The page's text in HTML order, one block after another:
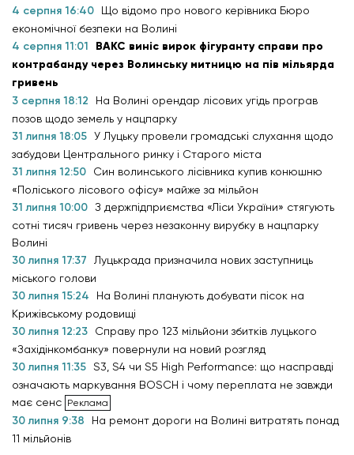
4 серпня 16:40
Що відомо про нового керівника Бюро
економічної безпеки на Волині
4 серпня 11:01
ВАКС виніс вирок фігуранту справи про
контрабанду через Волинську митницю на пів мільярда
гривень
3 серпня 18:12
На Волині орендар лісових угідь програв
позов щодо земель у нацпарку
31 липня 18:05 У Луцьку провели громадські слухання щодо
забудови Центрального ринку і Старого міста
31 липня 12:50
Син волинського лісівника купив конюшню
«Поліського лісового офісу» майже за мільйон
31 липня 10:00 З держпідприємства «Ліси України» стягують
сотні тисяч гривень через незаконну вирубку в нацпарку
Волині
30 липня 17:37
Луцькрада призначила нових заступниць
міського голови
30 липня 15:24
На Волині планують добувати пісок на
Крижівському родовищі
30 липня 12:23
Справу про 123 мільйони збитків луцького
«Західінкомбанку» повернули на новий розгляд
30 липня 11:35 S3, S4 чи S5 High Performance: що насправді
означають маркування BOSCH і чому переплата не завжди
має сенс
30 липня 9:38
На ремонт дороги на Волині витратять понад
11 мільйонів